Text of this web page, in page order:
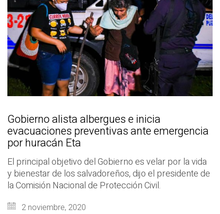
Gobierno alista albergues e inicia
evacuaciones preventivas ante emergencia
por huracán Eta
El principal objetivo del Gobierno es velar por la vida
y bienestar de los salvadoreños, dijo el presidente de
la Comisión Nacional de Protección Civil.
2 noviembre, 2020